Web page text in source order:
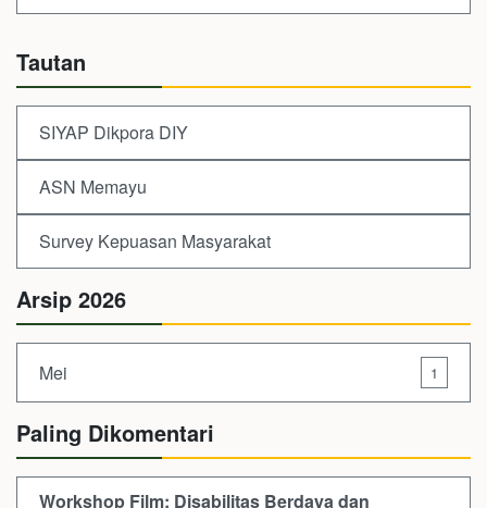
Tautan
SIYAP Dikpora DIY
ASN Memayu
Survey Kepuasan Masyarakat
Arsip 2026
Mei 1
Paling Dikomentari
Workshop Film: Disabilitas Berdaya dan